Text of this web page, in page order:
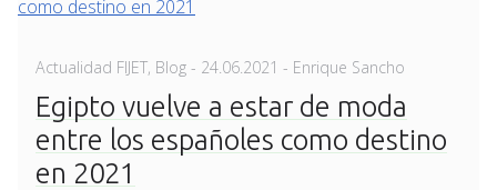
Actualidad FIJET, Blog - Posted
24.06.2021 - Enrique Sancho
Egipto vuelve a estar de moda
entre los españoles como destino
en 2021